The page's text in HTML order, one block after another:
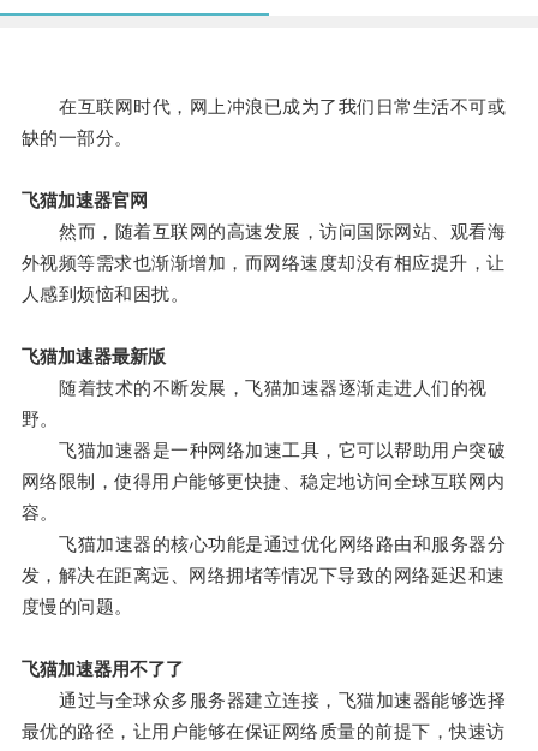
在互联网时代，网上冲浪已成为了我们日常生活不可或
缺的一部分。
飞猫加速器官网
然而，随着互联网的高速发展，访问国际网站、观看海
外视频等需求也渐渐增加，而网络速度却没有相应提升，让
人感到烦恼和困扰。
飞猫加速器最新版
随着技术的不断发展，飞猫加速器逐渐走进人们的视
野。
飞猫加速器是一种网络加速工具，它可以帮助用户突破
网络限制，使得用户能够更快捷、稳定地访问全球互联网内
容。
飞猫加速器的核心功能是通过优化网络路由和服务器分
发，解决在距离远、网络拥堵等情况下导致的网络延迟和速
度慢的问题。
飞猫加速器用不了了
通过与全球众多服务器建立连接，飞猫加速器能够选择
最优的路径，让用户能够在保证网络质量的前提下，快速访